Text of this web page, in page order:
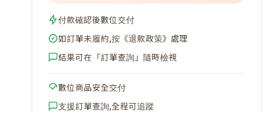
付款確認後數位交付
如訂單未履約,按《退款政策》處理
結果可在「訂單查詢」隨時檢視
數位商品安全交付
支援訂單查詢,全程可追蹤